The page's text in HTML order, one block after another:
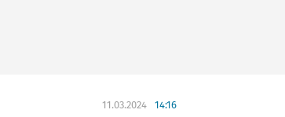
11.03.2024 14:16